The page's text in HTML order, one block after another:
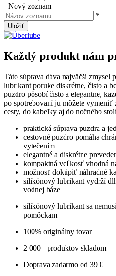
+Nový zoznam
*
Uložiť
Každý produkt nám
Táto súprava dáva najväčší zmysel
lubrikant poruke diskrétne, čisto a
puzdro pôsobí čisto a elegantne,
po spotrebovaní ju môžete vymeniť
cesty, do kabelky aj do nočného
praktická súprava puzdra a
cestovné puzdro pomáha
vytečením
elegantné a diskrétne
kompaktná veľkosť vhodná
možnosť dokúpiť náhradné
silikónový lubrikant vydrží
vodnej báze
silikónový lubrikant sa
pomôckam
100% originálny tovar
2 000+ produktov skladom
Doprava zadarmo od 39 €